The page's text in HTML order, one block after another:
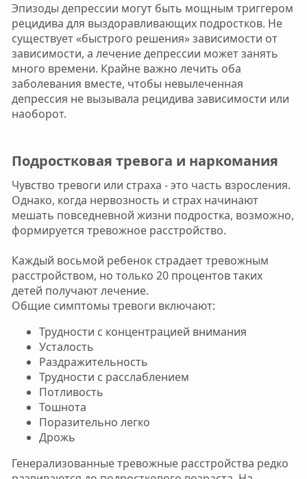
Эпизоды депрессии могут быть мощным триггером
рецидива для выздоравливающих подростков. Не
существует «быстрого решения» зависимости от
зависимости, а лечение депрессии может занять
много времени. Крайне важно лечить оба
заболевания вместе, чтобы невылеченная
депрессия не вызывала рецидива зависимости или
наоборот.
Подростковая тревога и наркомания​
Чувство тревоги или страха - это часть взросления.
Однако, когда нервозность и страх начинают
мешать повседневной жизни подростка, возможно,
формируется тревожное расстройство.
Каждый восьмой ребенок страдает тревожным
расстройством, но только 20 процентов таких
детей получают лечение.
Общие симптомы тревоги включают:
Трудности с концентрацией внимания
Усталость
Раздражительность
Трудности с расслаблением
Потливость
Тошнота
Поразительно легко
Дрожь
Генерализованные тревожные расстройства редко